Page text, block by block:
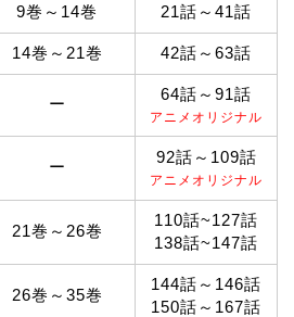
9巻～14巻 21話～41話
14巻～21巻 42話～63話
ー
64話～91話
アニメオリジナル
ー
92話～109話
アニメオリジナル
21巻～26巻
110話~127話
138話~147話
26巻～35巻
144話～146話
150話～167話